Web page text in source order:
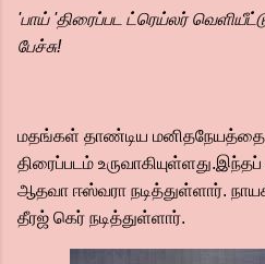
'பாய் 'திரைப்பட ட்ரெய்லர்
பேச்சு!
மதங்கள் தாண்டிய மனிதநேயத்தை
திரைப்படம்
ஆதவா ஈஸ்வரா நடித்துள்ளார்.
தீரஜ் கெர் நடித்துள்ளார்.